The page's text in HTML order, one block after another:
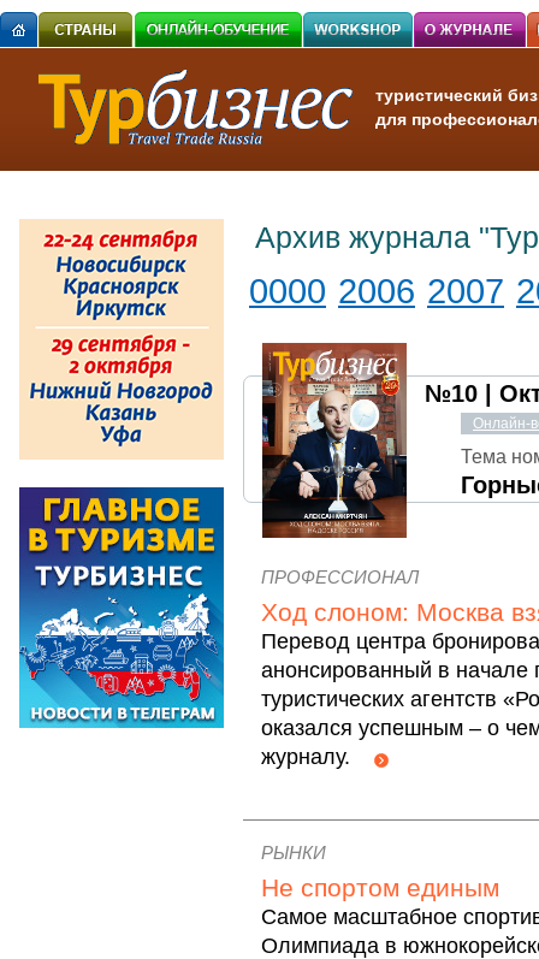
туристический
для
Архив журнала
0000 2006 2007
№10 |
Онлайн-
Тема
ПРОФЕССИОНАЛ
Ход слоном: Москва
Перевод центра
анонсированный в начале
туристических
оказался успешным – о
журналу.
РЫНКИ
Не спортом единым
Самое масштабное
Олимпиада в